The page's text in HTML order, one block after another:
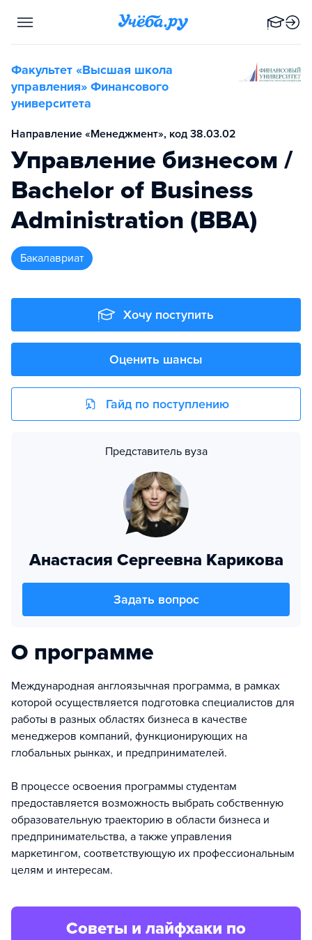
Факультет «Высшая школа
управления» Финансового
университета
Направление «Менеджмент», код 38.03.02
Управление бизнесом /
Bachelor of Business
Administration (ВВА)
бакалавриат
Хочу поступить
Оценить шансы
Гайд по поступлению
Представитель вуза
Анастасия Сергеевна Карикова
Задать вопрос
О программе
Международная англоязычная программа, в рамках
которой осуществляется подготовка специалистов для
работы в разных областях бизнеса в качестве
менеджеров компаний, функционирующих на
глобальных рынках, и предпринимателей.
В процессе освоения программы студентам
предоставляется возможность выбрать собственную
образовательную траекторию в области бизнеса и
предпринимательства, а также управления
маркетингом, соответствующую их профессиональным
целям и интересам.
Советы и лайфхаки по